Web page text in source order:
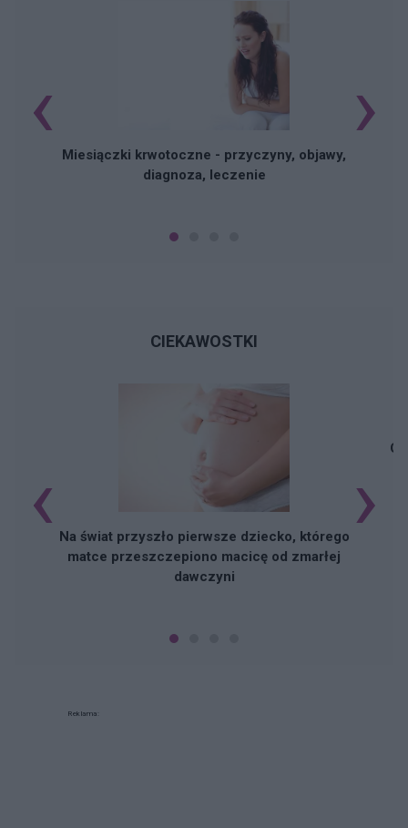
Miesiączki krwotoczne - przyczyny, objawy,
diagnoza, leczenie
‹ ›
CIEKAWOSTKI
Na świat przyszło pierwsze dziecko, którego
matce przeszczepiono macicę od zmarłej
dawczyni
‹ ›
Reklama: